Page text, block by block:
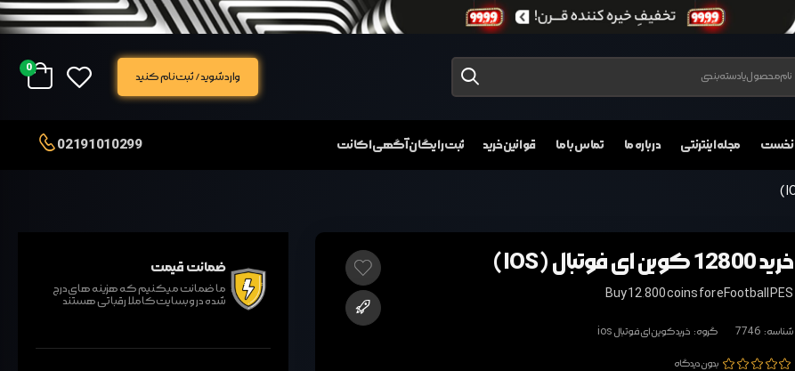
وارد شوید / ثبت نام کنید
0
نخست مجله اینترنتی درباره ما تماس با ما قوانین خرید ثبت رایگان آگهی اکانت 02191010299
ضمانت قیمت
ما ضمانت میکنیم که هزینه های درج
شده در وبسایت کاملا رقباتی هستند
خرید 12800 کوین ای فوتبال (IOS)
Buy 12,800 coins for eFootball PES
شناسه: 7746 گروه: خرید کوین ای فوتبال ios
بدون دیدگاه